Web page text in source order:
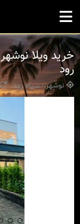
رود
نوشهر - سیاه رود